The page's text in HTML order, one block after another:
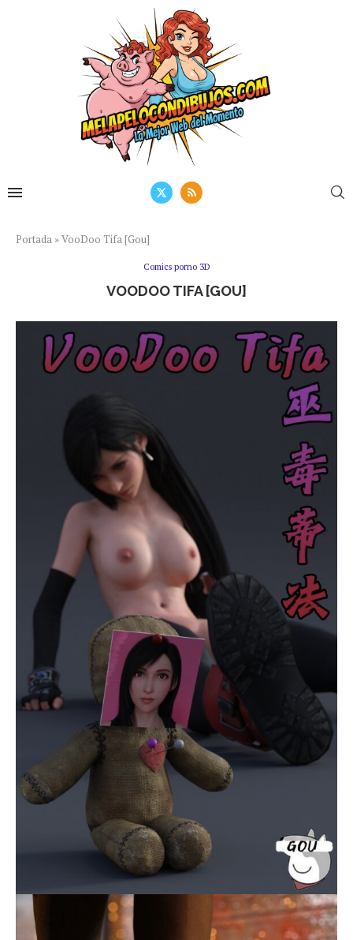
Portada »VooDoo Tifa [Gou]
Comics porno 3D
VOODOO TIFA [GOU]